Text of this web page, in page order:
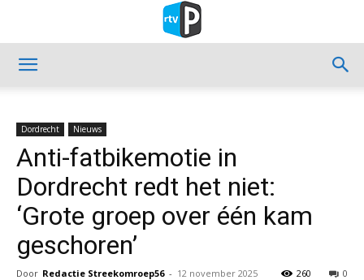
Dordrecht Nieuws
Anti-fatbikemotie in
Dordrecht redt het niet:
‘Grote groep over één kam
geschoren’
Door Redactie Streekomroep56 - 12 november 2025 0
260